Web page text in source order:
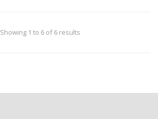
Showing 1 to 6 of 6 results